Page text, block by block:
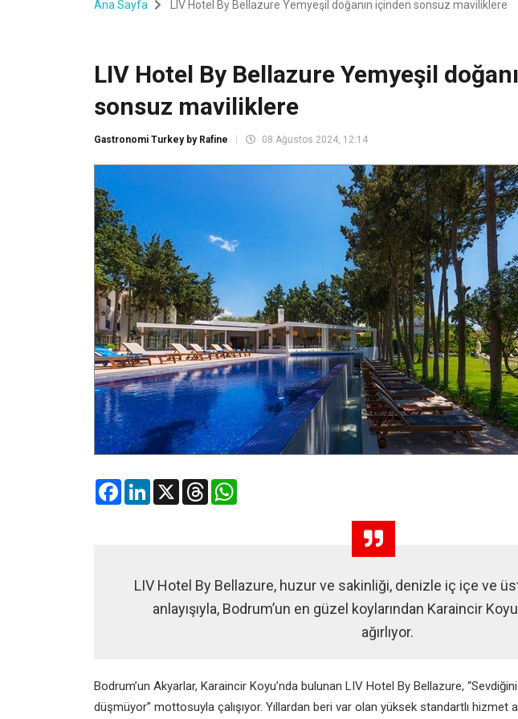
Ana Sayfa LIV Hotel By Bellazure Yemyeşil doğanın içinden sonsuz maviliklere
LIV Hotel By Bellazure Yemyeşil
sonsuz maviliklere
Gastronomi Turkey by Rafine 08 Ağustos 2024, 12:14
FacebookLinkedIn
X Threads
LIV Hotel By Bellazure, huzur ve sakinliği, denizle iç içe ve
anlayışıyla, Bodrum’un en güzel koylarından Karaincir
ağırlıyor.
Bodrum’un Akyarlar, Karaincir Koyu’nda bulunan LIV Hotel By Bellazure,
düşmüyor” mottosuyla çalışıyor. Yıllardan beri var olan yüksek standartlı hizmet